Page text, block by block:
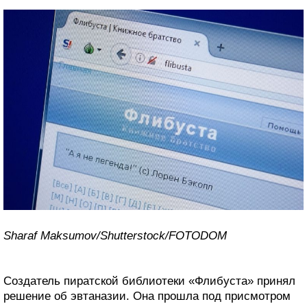
Sharaf Maksumov/Shutterstock/FOTODOM
Создатель пиратской библиотеки «Флибуста» принял
решение об эвтаназии. Она прошла под присмотром